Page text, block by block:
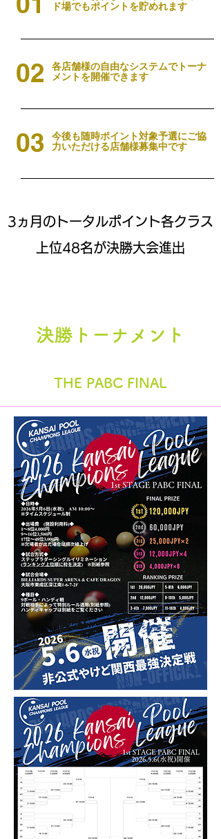
ド場でもポイントを貯めれます
02
各店舗様の自由なシステムでトーナ
メントを開催できます
03
​今後も随時ポイント対象予選にご協
力いただける店舗様募集中です
3ヵ月のトータルポイント各クラス
上位48名が決勝大会進出
決勝トーナメント
THE PABC FINAL